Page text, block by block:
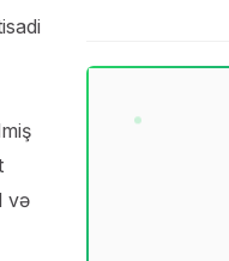
və